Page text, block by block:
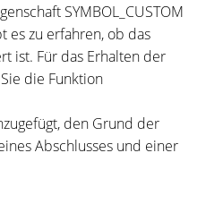
SYMBOL_CUSTOM
es zu erfahren, ob das
ist. Für das Erhalten der
die Funktion
den Grund der
Abschlusses und einer